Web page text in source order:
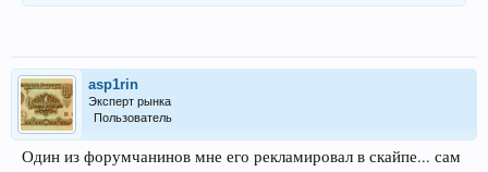
asp1rin
Эксперт рынка
Пользователь
Один из форумчанинов мне его рекламировал в скайпе... сам